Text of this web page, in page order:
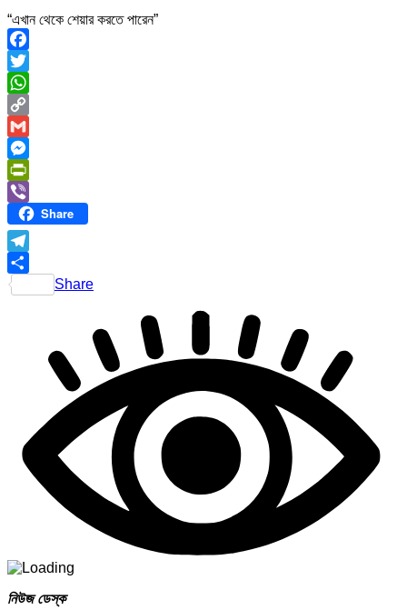
“এখান থেকে শেয়ার করতে পারেন”
Facebook
Twitter
WhatsApp
Copy
Link
Gmail
Messenger
PrintFriendly
ViberShare
Telegram
Share
নিউজ ডেস্ক